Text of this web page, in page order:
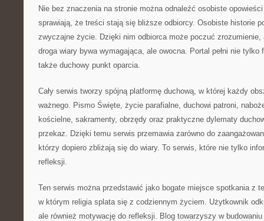
Nie bez znaczenia na stronie można odnaleźć osobiste
sprawiają, że treści stają się bliższe odbiorcy. Osobiste historie
zwyczajne życie. Dzięki nim odbiorca może poczuć
droga wiary bywa wymagająca, ale owocna. Portal pełni nie
także duchowy punkt oparcia.
Cały serwis tworzy spójną platformę duchową, w której każdy
ważnego. Pismo Święte, życie parafialne, duchowi patroni,
kościelne, sakramenty, obrzędy oraz praktyczne dylematy
przekaz. Dzięki temu serwis przemawia zarówno do
którzy dopiero zbliżają się do wiary. To serwis, które nie tylko
refleksji.
Ten serwis można przedstawić jako bogate miejsce spotkania z
w którym religia splata się z codziennym życiem. Użytkownik
ale również motywację do refleksji. Blog towarzyszy w budowaniu